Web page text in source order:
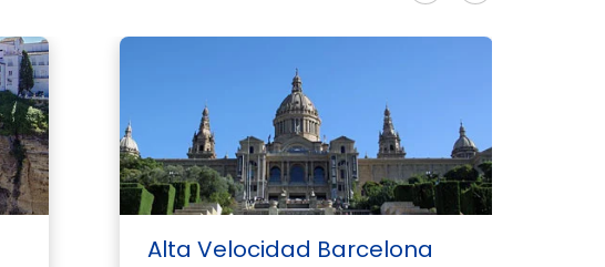
Alta Velocidad Barcelona